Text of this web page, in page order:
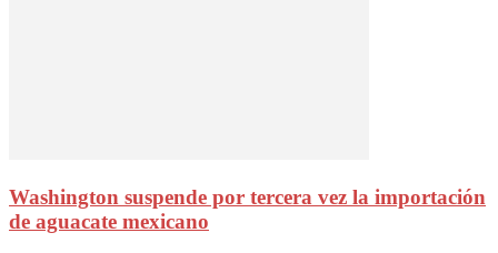
Washington suspende por tercera vez la importación
de aguacate mexicano